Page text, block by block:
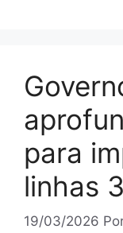
para
linhas
19/03/2026